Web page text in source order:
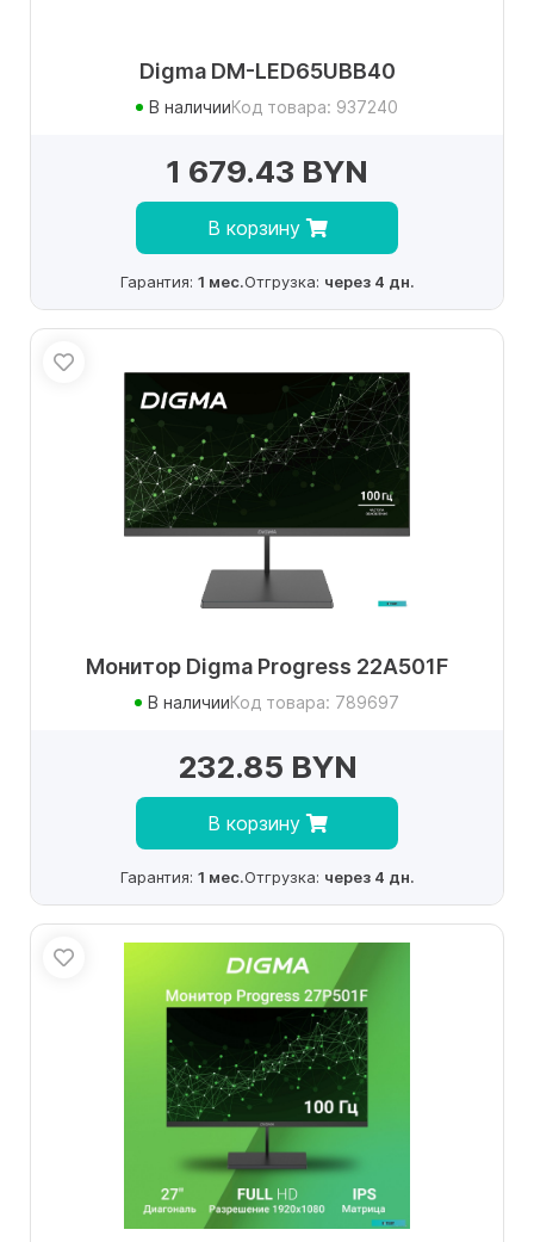
Digma DM-LED65UBB40
В наличииКод товара: 937240
1 679.43 BYN
В корзину
Гарантия: 1 мес.Отгрузка: через 4 дн.
Монитор Digma Progress 22A501F
В наличииКод товара: 789697
232.85 BYN
В корзину
Гарантия: 1 мес.Отгрузка: через 4 дн.